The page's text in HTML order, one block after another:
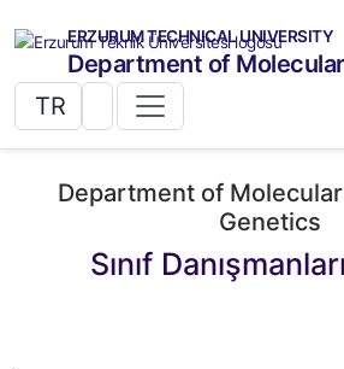
ERZURUM TECHNICAL UNIVERSITY
Department of
TR
Department of
Genetics
Sınıf